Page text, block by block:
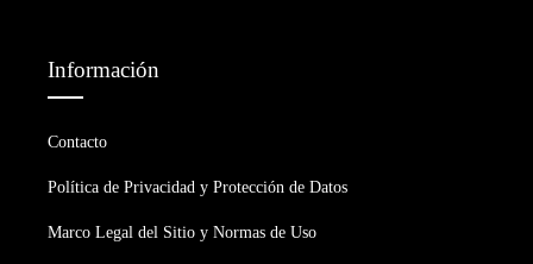
Información
Contacto
Política de Privacidad y Protección de Datos
Marco Legal del Sitio y Normas de Uso